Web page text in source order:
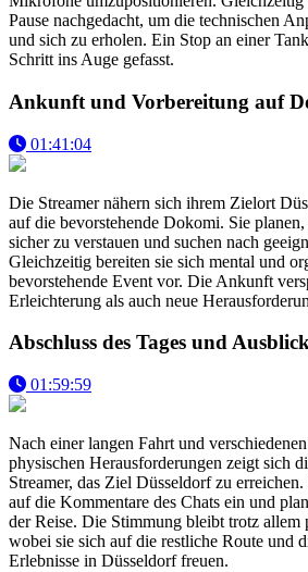
Pause nachgedacht, um die technischen
und sich zu erholen. Ein Stop an einer
Schritt ins Auge gefasst.
Ankunft und Vorbereitung auf
01:41:04
Die Streamer nähern sich ihrem Zielort
auf die bevorstehende Dokomi. Sie
sicher zu verstauen und suchen nach
Gleichzeitig bereiten sie sich mental und
bevorstehende Event vor. Die Ankunft
Erleichterung als auch neue
Abschluss des Tages und
01:59:59
Nach einer langen Fahrt und
physischen Herausforderungen zeigt sich
Streamer, das Ziel Düsseldorf zu
auf die Kommentare des Chats ein und
der Reise. Die Stimmung bleibt trotz
wobei sie sich auf die restliche Route und
Erlebnisse in Düsseldorf freuen.